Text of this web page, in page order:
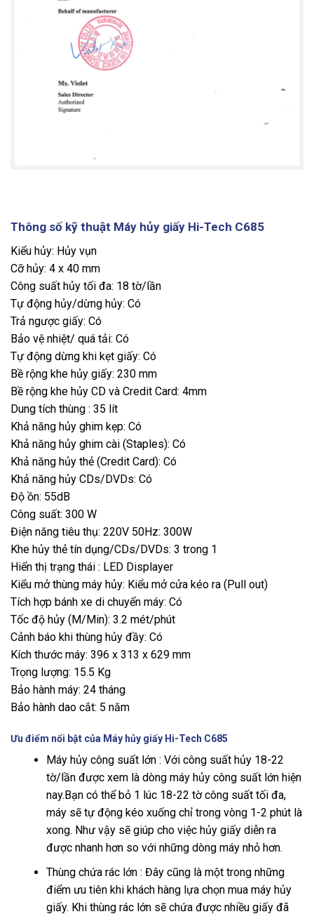
Thông số kỹ thuật Máy hủy giấy Hi-Tech C685
Kiểu hủy: Hủy vụn
Cỡ hủy: 4 x 40 mm
Công suất hủy tối đa: 18 tờ/lần
Tự động hủy/dừng hủy: Có
Trả ngược giấy: Có
Bảo vệ nhiệt/ quá tải: Có
Tự động dừng khi kẹt giấy: Có
Bề rộng khe hủy giấy: 230 mm
Bề rộng khe hủy CD và Credit Card: 4mm
Dung tích thùng : 35 lít
Khả năng hủy ghim kẹp: Có
Khả năng hủy ghim cài (Staples): Có
Khả năng hủy thẻ (Credit Card): Có
Khả năng hủy CDs/DVDs: Có
Độ ồn: 55dB
Công suất: 300 W
Điện năng tiêu thụ: 220V 50Hz: 300W
Khe hủy thẻ tín dụng/CDs/DVDs: 3 trong 1
Hiển thị trạng thái : LED Displayer
Kiểu mở thùng máy hủy: Kiểu mở cửa kéo ra (Pull out)
Tích hợp bánh xe di chuyển máy: Có
Tốc độ hủy (M/Min): 3.2 mét/phút
Cảnh báo khi thùng hủy đầy: Có
Kích thước máy: 396 x 313 x 629 mm
Trọng lượng: 15.5 Kg
Bảo hành máy: 24 tháng
Bảo hành dao cắt: 5 năm
Ưu điểm nổi bật của Máy hủy giấy Hi-Tech C685
Máy hủy công suất lớn : Với công suất hủy 18-22
tờ/lần được xem là dòng máy hủy công suất lớn hiện
nay.Bạn có thể bỏ 1 lúc 18-22 tờ công suất tối đa,
máy sẽ tự động kéo xuống chỉ trong vòng 1-2 phút là
xong. Như vậy sẽ giúp cho việc hủy giấy diễn ra
được nhanh hơn so với những dòng máy nhỏ hơn.
Thùng chứa rác lớn : Đây cũng là một trong những
điểm ưu tiên khi khách hàng lựa chọn mua máy hủy
giấy. Khi thùng rác lớn sẽ chứa được nhiều giấy đã